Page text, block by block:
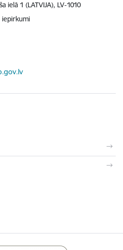
ielā 1 (LATVIJA), LV-1010
iepirkumi